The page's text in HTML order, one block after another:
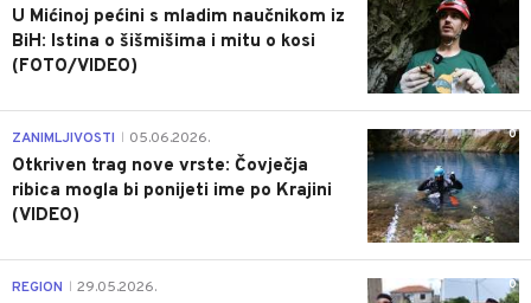
U Mićinoj pećini s mladim naučnikom iz
BiH: Istina o šišmišima i mitu o kosi
(FOTO/VIDEO)
0
ZANIMLJIVOSTI 05.06.2026.
Otkriven trag nove vrste: Čovječja
ribica mogla bi ponijeti ime po Krajini
(VIDEO)
0
REGION 29.05.2026.